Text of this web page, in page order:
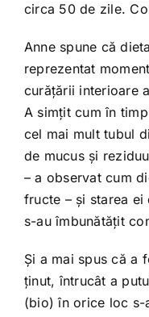
circa 50 de zile.
Anne spune că
reprezentat
curățării interioare
A simțit cum în
cel mai mult tubul
de mucus și
– a observat cum
fructe – și starea ei
s-au îmbunătățit
Și a mai spus că a
ținut, întrucât a
(bio) în orice loc s-